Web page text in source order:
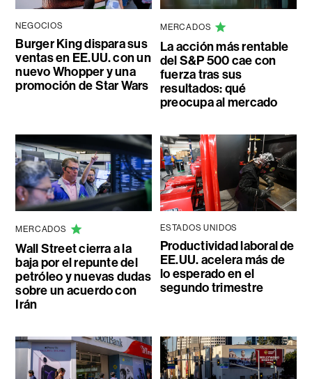
NEGOCIOS
Burger King dispara sus
ventas en EE.UU. con un
nuevo Whopper y una
promoción de Star Wars
MERCADOS
La acción más rentable
del S&P 500 cae con
fuerza tras sus
resultados: qué
preocupa al mercado
MERCADOS
Wall Street cierra a la
baja por el repunte del
petróleo y nuevas dudas
sobre un acuerdo con
Irán
ESTADOS UNIDOS
Productividad laboral de
EE.UU. acelera más de
lo esperado en el
segundo trimestre